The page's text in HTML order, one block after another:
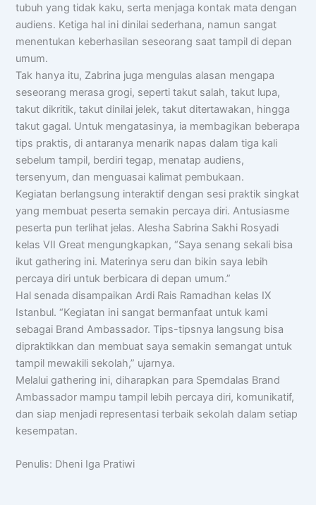
tubuh yang tidak kaku, serta menjaga kontak mata dengan
audiens. Ketiga hal ini dinilai sederhana, namun sangat
menentukan keberhasilan seseorang saat tampil di depan
umum.
Tak hanya itu, Zabrina juga mengulas alasan mengapa
seseorang merasa grogi, seperti takut salah, takut lupa,
takut dikritik, takut dinilai jelek, takut ditertawakan, hingga
takut gagal. Untuk mengatasinya, ia membagikan beberapa
tips praktis, di antaranya menarik napas dalam tiga kali
sebelum tampil, berdiri tegap, menatap audiens,
tersenyum, dan menguasai kalimat pembukaan.
Kegiatan berlangsung interaktif dengan sesi praktik singkat
yang membuat peserta semakin percaya diri. Antusiasme
peserta pun terlihat jelas. Alesha Sabrina Sakhi Rosyadi
kelas VII Great mengungkapkan, “Saya senang sekali bisa
ikut gathering ini. Materinya seru dan bikin saya lebih
percaya diri untuk berbicara di depan umum.”
Hal senada disampaikan Ardi Rais Ramadhan kelas IX
Istanbul. “Kegiatan ini sangat bermanfaat untuk kami
sebagai Brand Ambassador. Tips-tipsnya langsung bisa
dipraktikkan dan membuat saya semakin semangat untuk
tampil mewakili sekolah,” ujarnya.
Melalui gathering ini, diharapkan para Spemdalas Brand
Ambassador mampu tampil lebih percaya diri, komunikatif,
dan siap menjadi representasi terbaik sekolah dalam setiap
kesempatan.
Penulis: Dheni Iga Pratiwi